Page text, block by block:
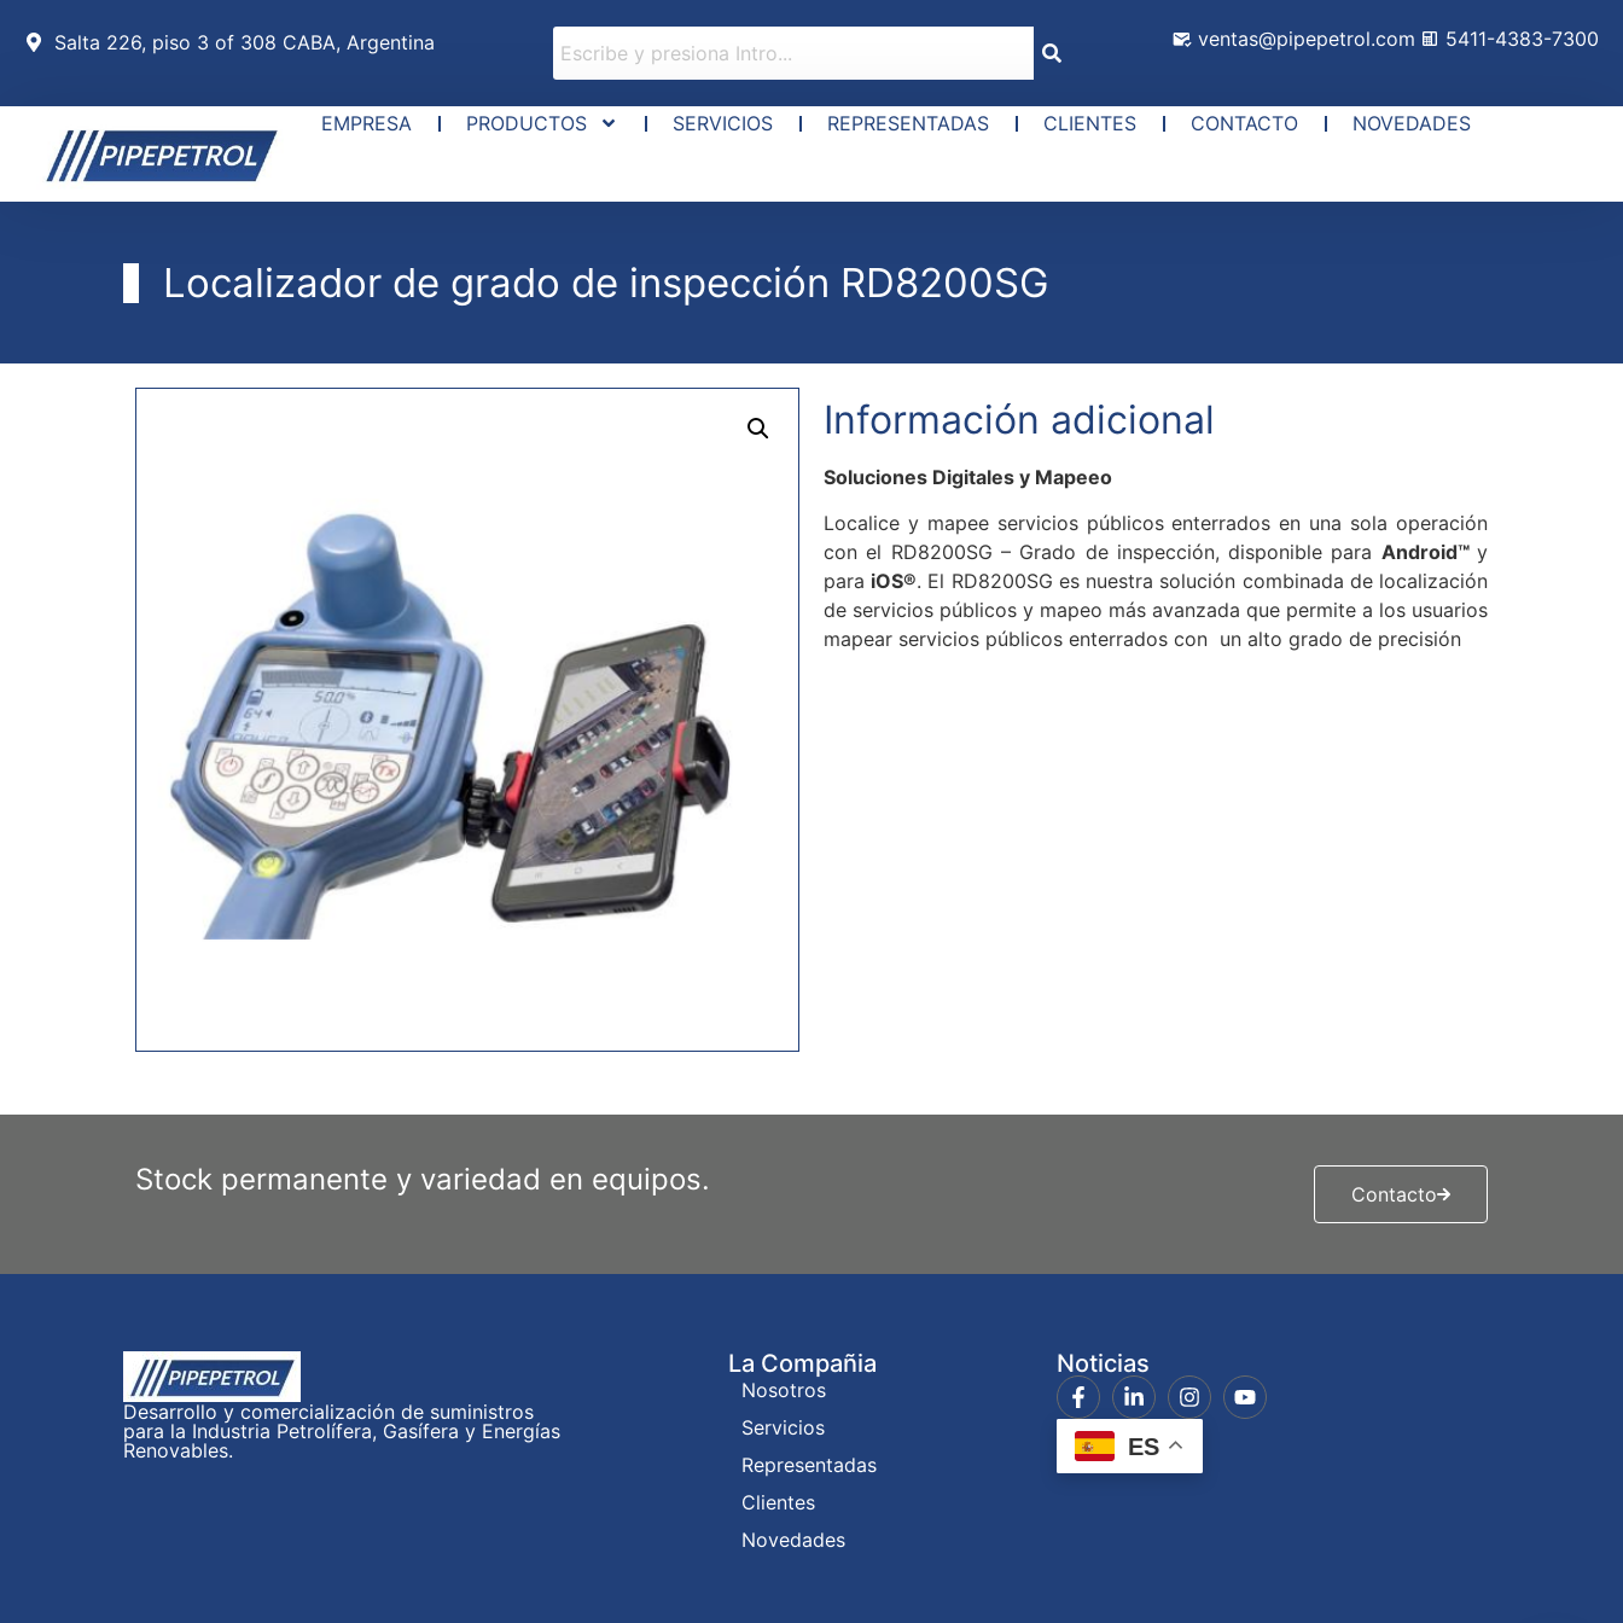
Salta 226, piso 3 of 308 CABA, Argentina ventas@pipepetrol.com 5411-4383-7300
EMPRESA PRODUCTOS SERVICIOS REPRESENTADAS CLIENTES CONTACTO NOVEDADES
Localizador de grado de inspección RD8200SG
Información adicional
Soluciones Digitales y Mapeeo
Localice y mapee servicios públicos enterrados en una sola operación
con el RD8200SG – Grado de inspección, disponible para Android™y
para iOS®. El RD8200SG es nuestra solución combinada de localización
de servicios públicos y mapeo más avanzada que permite a los usuarios
mapear servicios públicos enterrados con un alto grado de precisión
Stock permanente y variedad en equipos. Contacto
Desarrollo y comercialización de suministros
para la Industria Petrolífera, Gasífera y Energías
Renovables.
La Compañia
Nosotros
Servicios
Representadas
Clientes
Novedades
Noticias
ES